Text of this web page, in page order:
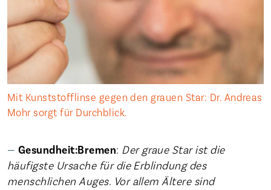
Mit Kunststofflinse gegen den grauen Star: Dr. Andreas
Mohr sorgt für Durchblick.
Gesundheit:Bremen: Der graue Star ist die
häufigste Ursache für die Erblindung des
menschlichen Auges. Vor allem Ältere sind